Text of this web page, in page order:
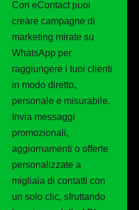
Con eContact puoi
creare campagne di
marketing mirate su
WhatsApp per
raggiungere i tuoi clienti
in modo diretto,
personale e misurabile.
Invia messaggi
promozionali,
aggiornamenti o offerte
personalizzate a
migliaia di contatti con
un solo clic, sfruttando